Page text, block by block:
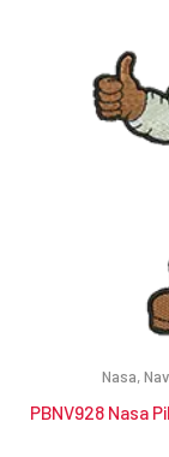
Nasa,
PBNV928 Nasa